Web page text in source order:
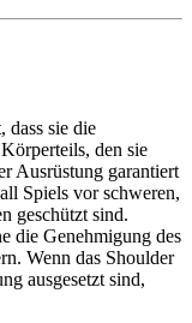
dass sie die
den sie
Ausrüstung garantiert
Spiels vor schweren,
geschützt sind.
die Genehmigung des
Wenn das Shoulder
ausgesetzt sind,